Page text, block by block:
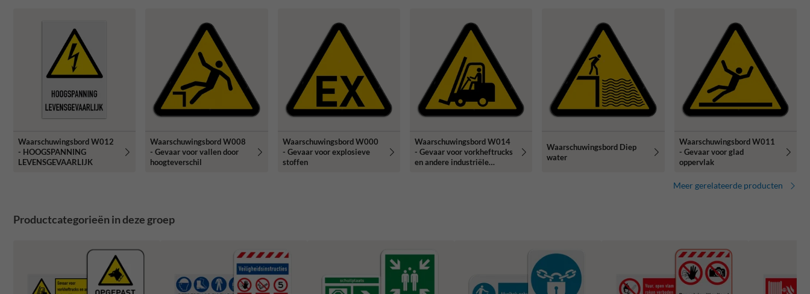
Waarschuwingsbord W012
- HOOGSPANNING
LEVENSGEVAARLIJK
Waarschuwingsbord W008
- Gevaar voor vallen door
hoogteverschil
Waarschuwingsbord W000
- Gevaar voor explosieve
stoffen
Waarschuwingsbord W014
- Gevaar voor vorkheftrucks
en andere industriële
Waarschuwingsbord Diep
water
Waarschuwingsbord W011
- Gevaar voor glad
oppervlak
Meer gerelateerde producten
Productcategorieën in deze groep